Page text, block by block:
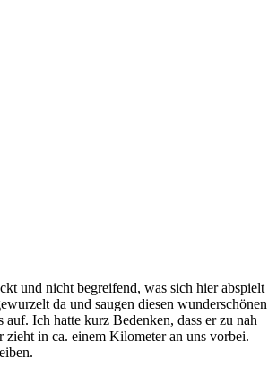
und nicht begreifend, was sich hier abspielt
da und saugen diesen wunderschönen
auf. Ich hatte kurz Bedenken, dass er zu nah
zieht in ca. einem Kilometer an uns vorbei.